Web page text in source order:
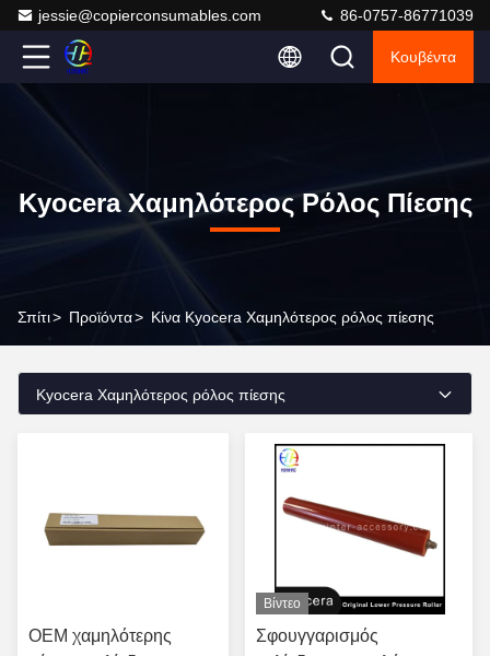
jessie@copierconsumables.com 86-0757-86771039
Κουβέντα
Kyocera Χαμηλότερος Ρόλος Πίεσης
Σπίτι> Προϊόντα> Κίνα Kyocera Χαμηλότερος ρόλος πίεσης
Kyocera Χαμηλότερος ρόλος πίεσης
OEM χαμηλότερης
Βίντεο
Σφουγγαρισμός